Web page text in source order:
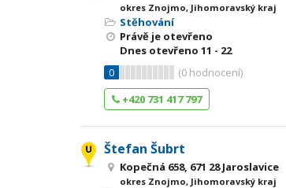
okres Znojmo, Jihomoravský kraj
Stěhování
Právě je otevřeno
Dnes otevřeno 11 - 22
0
(0 hodnocení)
+420 731 417 797
Štefan Šubrt
Kopečná 658, 671 28 Jaroslavice
okres Znojmo, Jihomoravský kraj